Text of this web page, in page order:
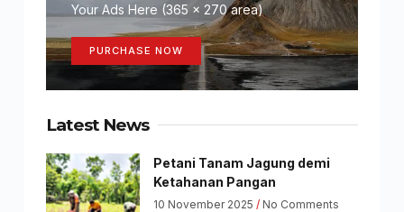
Your Ads Here (365 x 270 area)
PURCHASE NOW
Latest News
Petani Tanam Jagung demi
Ketahanan Pangan
10 November 2025 No Comments